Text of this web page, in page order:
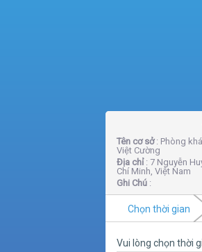
Tên cơ sở: Phòng
Việt Cường
Địa chỉ: 7 Nguyễn
Chí Minh, Việt Nam
Ghi Chú :
Chọn thời gian
Vui lòng chọn thời